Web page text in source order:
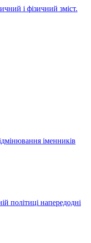
і фізичний зміст.
іменників
політиці напередодні